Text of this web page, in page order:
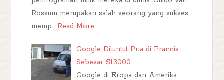
Rossum merupakan salah seorang yang sukses
memp… Read More
Google Dituntut Pria di Prancis
Sebesar $13000
Google di Eropa dan Amerika